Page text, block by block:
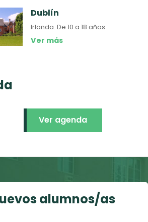
Dublín
Irlanda.De 10 a 18 años
Ver más
Ver agenda
alumnos/as